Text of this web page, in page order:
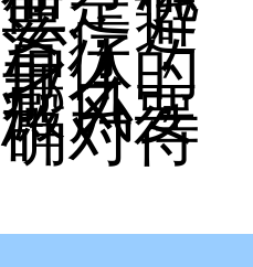
，避
疗，
体的
么，
风要
对待